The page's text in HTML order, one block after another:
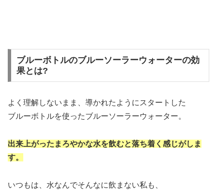
ブルーボトルのブルーソーラーウォーターの効
果とは?
よく理解しないまま、導かれたようにスタートした
ブルーボトルを使ったブルーソーラーウォーター。
出来上がったまろやかな水を飲むと落ち着く感じがしま
す。
いつもは、水なんでそんなに飲まない私も、